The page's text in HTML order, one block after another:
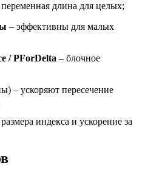
длина для целых;
– эффективны для малых
/ PForDelta – блочное
– ускоряют пересечение
индекса и ускорение за